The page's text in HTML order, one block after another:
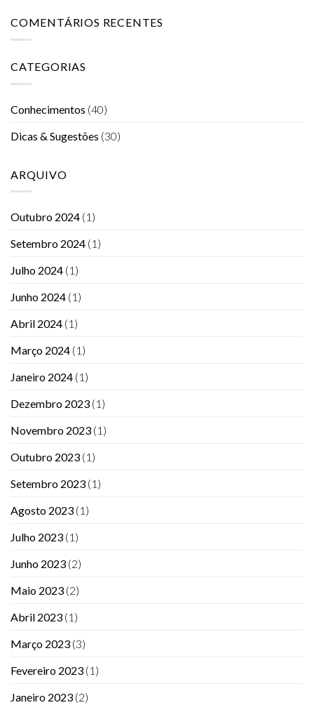
COMENTÁRIOS RECENTES
CATEGORIAS
Conhecimentos (40)
Dicas & Sugestões (30)
ARQUIVO
Outubro 2024 (1)
Setembro 2024 (1)
Julho 2024 (1)
Junho 2024 (1)
Abril 2024 (1)
Março 2024 (1)
Janeiro 2024 (1)
Dezembro 2023 (1)
Novembro 2023 (1)
Outubro 2023 (1)
Setembro 2023 (1)
Agosto 2023 (1)
Julho 2023 (1)
Junho 2023 (2)
Maio 2023 (2)
Abril 2023 (1)
Março 2023 (3)
Fevereiro 2023 (1)
Janeiro 2023 (2)